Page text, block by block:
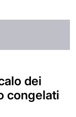
dei
congelati